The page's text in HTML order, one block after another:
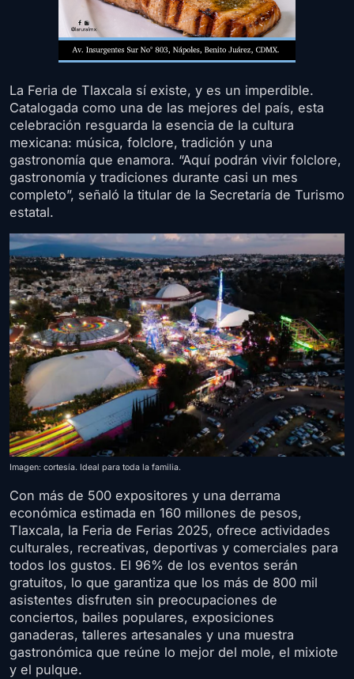
La Feria de Tlaxcala sí existe, y es un imperdible.
Catalogada como una de las mejores del país, esta
celebración resguarda la esencia de la cultura
mexicana: música, folclore, tradición y una
gastronomía que enamora. “Aquí podrán vivir folclore,
gastronomía y tradiciones durante casi un mes
completo”, señaló la titular de la Secretaría de Turismo
estatal.
Imagen: cortesía. Ideal para toda la familia.
Con más de 500 expositores y una derrama
económica estimada en 160 millones de pesos,
Tlaxcala, la Feria de Ferias 2025, ofrece actividades
culturales, recreativas, deportivas y comerciales para
todos los gustos. El 96% de los eventos serán
gratuitos, lo que garantiza que los más de 800 mil
asistentes disfruten sin preocupaciones de
conciertos, bailes populares, exposiciones
ganaderas, talleres artesanales y una muestra
gastronómica que reúne lo mejor del mole, el mixiote
y el pulque.